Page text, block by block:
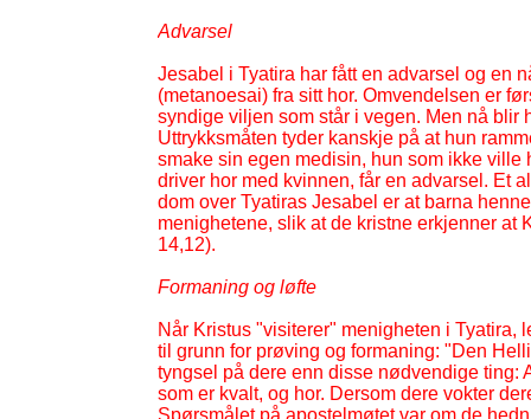
Advarsel
Jesabel i Tyatira har fått en advarsel og en
(metanoesai) fra sitt hor. Omvendelsen er
syndige viljen som står i vegen. Men nå blir
Uttrykksmåten tyder kanskje på at hun
smake sin egen medisin, hun som ikke ville
driver hor med kvinnen, får en advarsel. Et
dom over Tyatiras Jesabel er at barna
menighetene, slik at de kristne erkjenner at
14,12).
Formaning og løfte
Når Kristus "visiterer" menigheten i Tyatira,
til grunn for prøving og formaning: "Den
tyngsel på dere enn disse nødvendige ting:
som er kvalt, og hor. Dersom dere vokter
Spørsmålet på apostelmøtet var om de